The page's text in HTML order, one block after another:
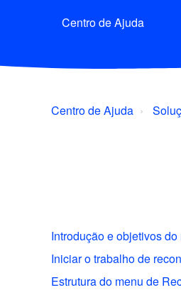
Centro de Ajuda
Centro de Ajuda
Introdução e objetivos
Iniciar o trabalho de
Estrutura do menu de